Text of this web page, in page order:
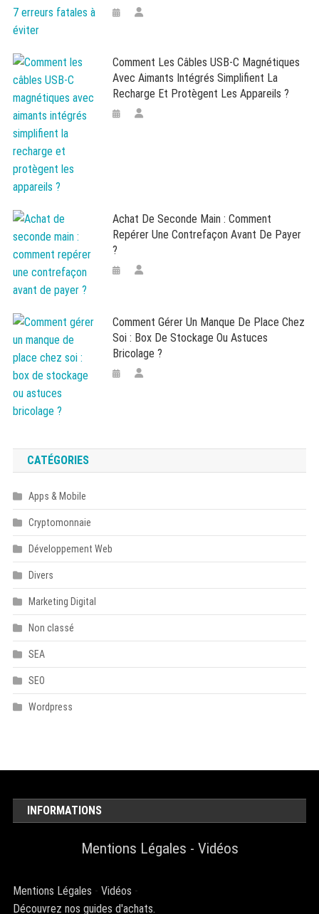
Comment Les Câbles USB-C Magnétiques
Avec Aimants Intégrés Simplifient La
Recharge Et Protègent Les Appareils ?
Achat De Seconde Main : Comment
Repérer Une Contrefaçon Avant De Payer
?
Comment Gérer Un Manque De Place Chez
Soi : Box De Stockage Ou Astuces
Bricolage ?
CATÉGORIES
Apps & Mobile
Cryptomonnaie
Développement Web
Divers
Marketing Digital
Non classé
SEA
SEO
Wordpress
INFORMATIONS
Mentions Légales - Vidéos
Mentions Légales -Vidéos -
Découvrez nos guides d'achats.